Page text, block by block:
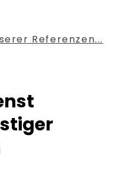
Referenzen...